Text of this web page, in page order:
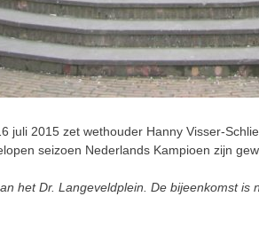
juli 2015 zet wethouder Hanny Visser-
seizoen Nederlands Kampioen zijn
het Dr. Langeveldplein. De bijeenkomst is